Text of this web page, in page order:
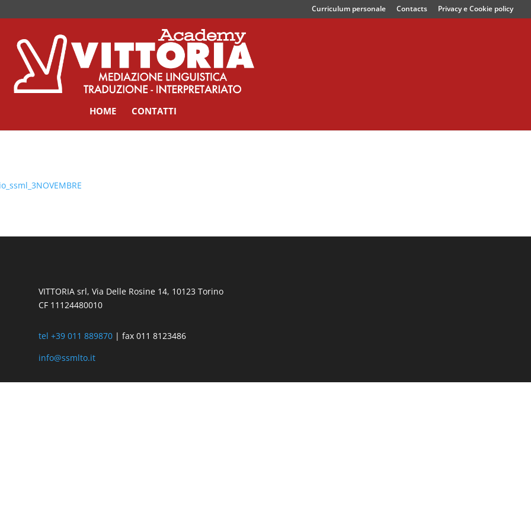
Curriculum personale Contacts Privacy e Cookie policy
HOME CONTATTI
VITTORIA srl, Via Delle Rosine 14, 10123 Torino
CF 11124480010
tel +39 011 889870| fax 011 8123486
info@ssmlto.it